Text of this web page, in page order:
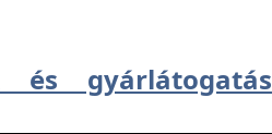
gyárlátogatás